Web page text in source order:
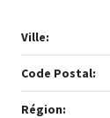
Ville:
Code Postal:
Région: